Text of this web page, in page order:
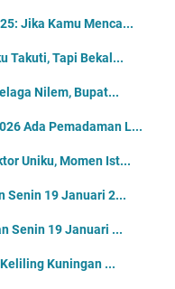
Jika Kamu Menca...
Takuti, Tapi Bekal...
Nilem, Bupat...
Ada Pemadaman L...
Uniku, Momen Ist...
Senin 19 Januari 2...
Senin 19 Januari ...
Kuningan ...